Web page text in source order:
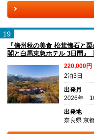
19
『信州秋の美食 松茸懐石と
閣と白馬東急ホテル 3日間』
220,000円
2泊3日
出発月
2026年
出発地
奈良県 京